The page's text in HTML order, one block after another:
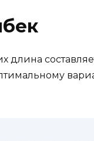
длина